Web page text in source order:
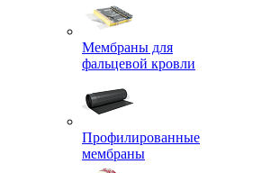
Мембраны для
фальцевой кровли
Профилированные
мембраны